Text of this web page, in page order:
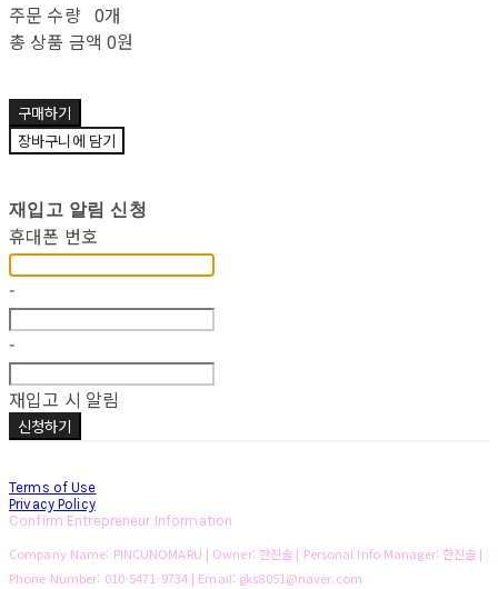
주문 수량 0개
총 상품 금액 0원
구매하기
장바구니에 담기
재입고 알림 신청
휴대폰 번호
-
-
재입고 시 알림
신청하기
Terms of Use
Privacy Policy
Confirm Entrepreneur Information
Company Name: PINCUNOMARU | Owner: 한진솔 | Personal Info Manager: 한진솔 |
Phone Number: 010-5471-9734 | Email: gks8051@naver.com